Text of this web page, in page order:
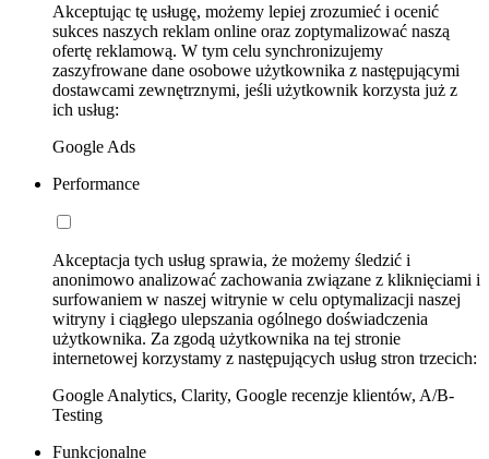
Akceptując tę usługę, możemy lepiej zrozumieć i ocenić
sukces naszych reklam online oraz zoptymalizować naszą
ofertę reklamową. W tym celu synchronizujemy
zaszyfrowane dane osobowe użytkownika z następującymi
dostawcami zewnętrznymi, jeśli użytkownik korzysta już z
ich usług:
Google Ads
Performance
Akceptacja tych usług sprawia, że możemy śledzić i
anonimowo analizować zachowania związane z kliknięciami i
surfowaniem w naszej witrynie w celu optymalizacji naszej
witryny i ciągłego ulepszania ogólnego doświadczenia
użytkownika. Za zgodą użytkownika na tej stronie
internetowej korzystamy z następujących usług stron trzecich:
Google Analytics, Clarity, Google recenzje klientów, A/B-
Testing
Funkcjonalne